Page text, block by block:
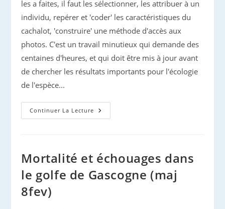
les a faites, il faut les sélectionner, les attribuer à un
individu, repérer et 'coder' les caractéristiques du
cachalot, 'construire' une méthode d'accès aux
photos. C'est un travail minutieux qui demande des
centaines d'heures, et qui doit être mis à jour avant
de chercher les résultats importants pour l'écologie
de l'espèce...
Continuer La Lecture Cachalot
En
Mortalité et échouages dans
le golfe de Gascogne (maj
8fev)